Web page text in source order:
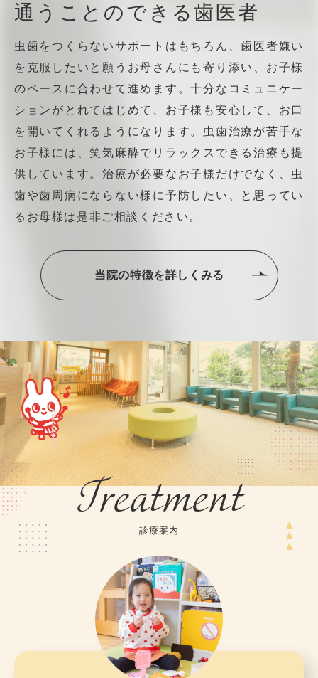
通うことのできる歯医者
虫歯をつくらないサポートはもちろん、歯医者嫌い
を克服したいと願うお母さんにも寄り添い、お子様
のペースに合わせて進めます。十分なコミュニケー
ションがとれてはじめて、お子様も安心して、お口
を開いてくれるようになります。虫歯治療が苦手な
お子様には、笑気麻酔でリラックスできる治療も提
供しています。治療が必要なお子様だけでなく、虫
歯や歯周病にならない様に予防したい、と思ってい
るお母様は是非ご相談ください。
当院の特徴を詳しくみる
Treatment
診療案内